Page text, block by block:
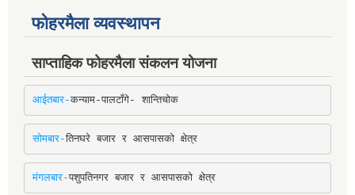
फोहरमैला व्यवस्थापन
साप्ताहिक फोहरमैला संकलन योजना
आईतबार-कन्याम-पालटाँगे- शान्तिचोक
सोमबार-तिनघरे बजार र आसपासको क्षेत्र
मंगलबार-पशुपतिनगर बजार र आसपासको क्षेत्र